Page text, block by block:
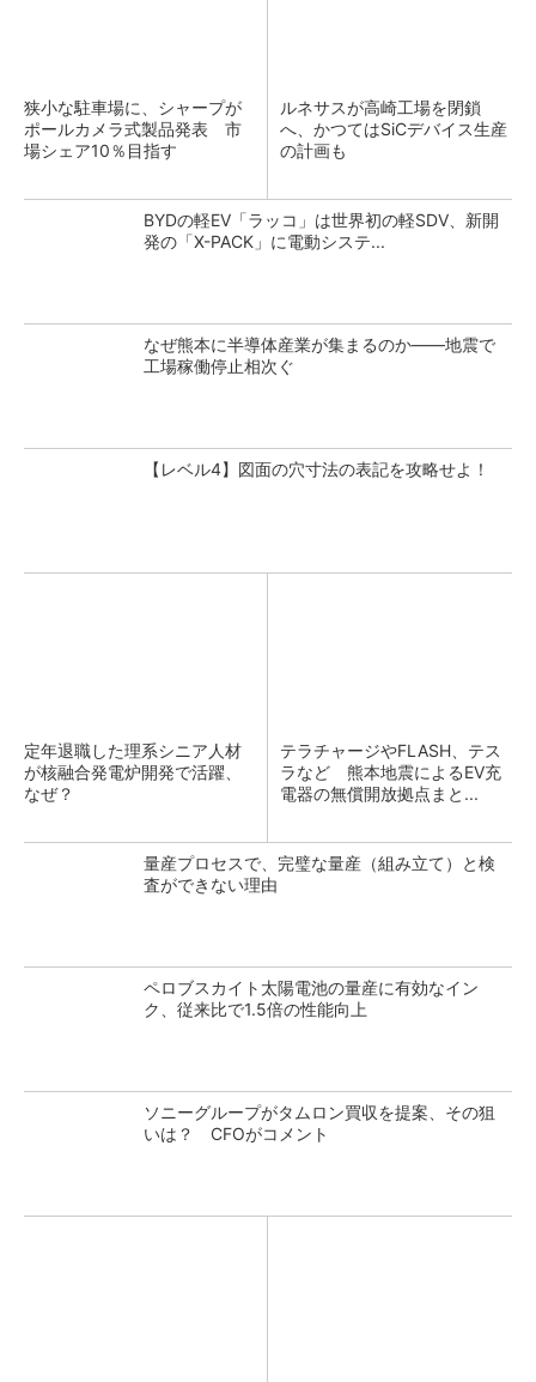
狭小な駐車場に、シャープが
ポールカメラ式製品発表 市
場シェア10％目指す
ルネサスが高崎工場を閉鎖
へ、かつてはSiCデバイス生産
の計画も
BYDの軽EV「ラッコ」は世界初の軽SDV、新開
発の「X-PACK」に電動システ...
なぜ熊本に半導体産業が集まるのか――地震で
工場稼働停止相次ぐ
【レベル4】図面の穴寸法の表記を攻略せよ！
定年退職した理系シニア人材
が核融合発電炉開発で活躍、
なぜ？
テラチャージやFLASH、テス
ラなど 熊本地震によるEV充
電器の無償開放拠点まと...
量産プロセスで、完璧な量産（組み立て）と検
査ができない理由
ペロブスカイト太陽電池の量産に有効なイン
ク、従来比で1.5倍の性能向上
ソニーグループがタムロン買収を提案、その狙
いは？ CFOがコメント